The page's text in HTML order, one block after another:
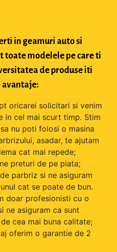
in geamuri auto si
toate modelele pe care ti
de produse iti
avantaje:
oricarei solicitari si venim
in cel mai scurt timp. Stim
nu poti folosi o masina
asadar, te ajutam
cat mai repede;
preturi de pe piata;
parbriz si ne asiguram
cat se poate de bun.
doar profesionisti cu o
ne asiguram ca sunt
cea mai buna calitate;
oferim o garantie de 2